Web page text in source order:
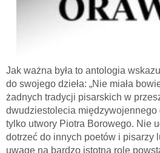
Jak ważna była to antologia
do swojego dzieła: „Nie miała
żadnych tradycji pisarskich w
dwudziestolecia
tylko utwory Piotra Borowego. Nie
dotrzeć do innych poetów i pisarzy
uwagę na bardzo istotną rolę